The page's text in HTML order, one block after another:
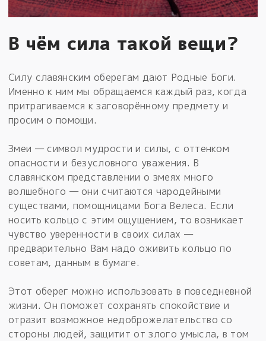
В чём сила такой вещи?
Силу славянским оберегам дают Родные Боги.
Именно к ним мы обращаемся каждый раз, когда
притрагиваемся к заговорённому предмету и
просим о помощи.
Змеи — символ мудрости и силы, с оттенком
опасности и безусловного уважения. В
славянском представлении о змеях много
волшебного — они считаются чародейными
существами, помощницами Бога Велеса. Если
носить кольцо с этим ощущением, то возникает
чувство уверенности в своих силах —
предварительно Вам надо оживить кольцо по
советам, данным в бумаге.
Этот оберег можно использовать в повседневной
жизни. Он поможет сохранять спокойствие и
отразит возможное недоброжелательство со
стороны людей, защитит от злого умысла, в том